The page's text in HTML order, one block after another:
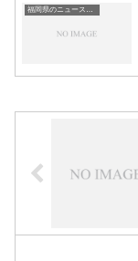
福岡県のニュース一覧